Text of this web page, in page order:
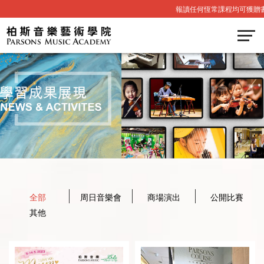
報讀任何恆常課程均可獲贈
全部 周日音樂會 商場演出
公開比賽
其他